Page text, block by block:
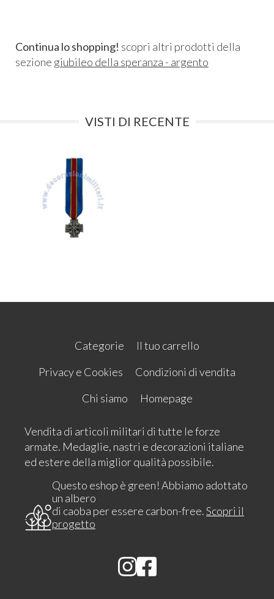
Continua lo shopping! scopri altri prodotti della
sezione giubileo della speranza - argento
VISTI DI RECENTE
Categorie
Il tuo carrello
Privacy e Cookies
Condizioni di vendita
Chi siamo
Homepage
Vendita di articoli militari di tutte le forze
armate. Medaglie, nastri e decorazioni italiane
ed estere della miglior qualità possibile.
Questo eshop è green! Abbiamo adottato
un albero
di caoba per essere carbon-free.Scopri il
progetto